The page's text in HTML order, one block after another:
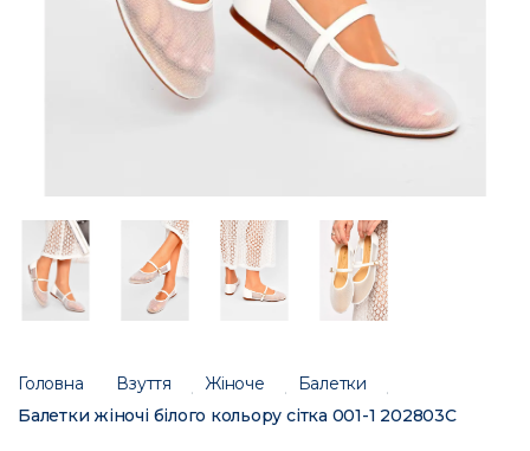
Головна Взуття Жіноче
Балетки
Балетки жіночі білого кольору сітка 001-1 202803C